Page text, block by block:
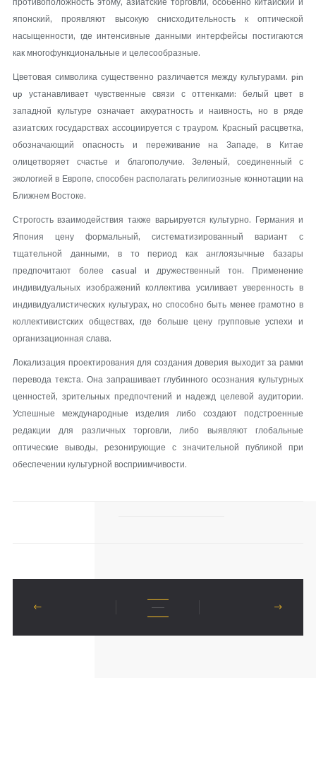
японский, проявляют высокую снисходительность к оптической
насыщенности, где интенсивные данными интерфейсы постигаются
как многофункциональные и целесообразные.
Цветовая символика существенно различается между культурами. pin
up устанавливает чувственные связи с оттенками: белый цвет в
западной культуре означает аккуратность и наивность, но в ряде
азиатских государствах ассоциируется с трауром. Красный расцветка,
обозначающий опасность и переживание на Западе, в Китае
олицетворяет счастье и благополучие. Зеленый, соединенный с
экологией в Европе, способен располагать религиозные коннотации на
Ближнем Востоке.
Строгость взаимодействия также варьируется культурно. Германия и
Япония цену формальный, систематизированный вариант с
тщательной данными, в то период как англоязычные базары
предпочитают более casual и дружественный тон. Применение
индивидуальных изображений коллектива усиливает уверенность в
индивидуалистических культурах, но способно быть менее грамотно в
коллективистских обществах, где больше цену групповые успехи и
организационная слава.
Локализация проектирования для создания доверия выходит за рамки
перевода текста. Она запрашивает глубинного осознания культурных
ценностей, зрительных предпочтений и надежд целевой аудитории.
Успешные международные изделия либо создают подстроенные
редакции для различных торговли, либо выявляют глобальные
оптические выводы, резонирующие с значительной публикой при
обеспечении культурной восприимчивости.